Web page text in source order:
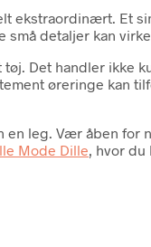
ekstraordinært. Et
detaljer kan
Det handler
øreringe kan
leg. Vær åben
Mode Dille , hvor